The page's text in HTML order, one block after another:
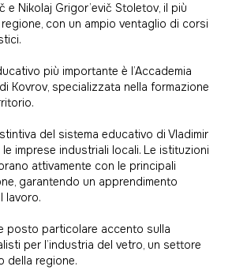
e Nikolaj Grigor’evič Stoletov, il più
con un ampio ventaglio di corsi
più importante è l’Accademia
Kovrov, specializzata nella formazione
del sistema educativo di Vladimir
imprese industriali locali. Le istituzioni
attivamente con le principali
garantendo un apprendimento
lavoro.
posto particolare accento sulla
per l’industria del vetro, un settore
della regione.